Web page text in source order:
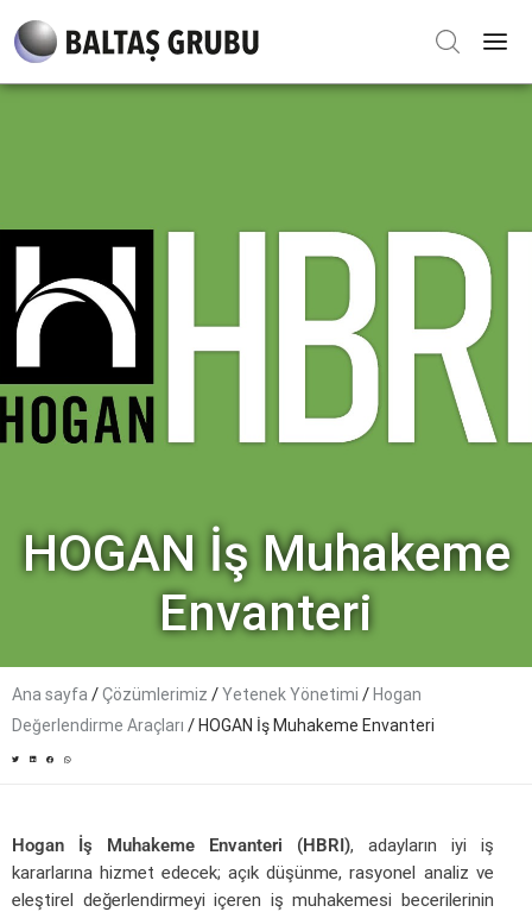
HOGAN İş Muhakeme
Envanteri
Ana sayfa /Çözümlerimiz /Yetenek Yönetimi / Hogan
Değerlendirme Araçları / HOGAN İş Muhakeme Envanteri
Hogan İş Muhakeme Envanteri (HBRI), adayların iyi iş
kararlarına hizmet edecek; açık düşünme, rasyonel analiz ve
eleştirel değerlendirmeyi içeren iş muhakemesi becerilerinin